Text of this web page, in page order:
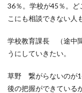
36％。学校が45％。
こにも相談できない人
学校教育課長 （途中
うにしていきたい。
草野 繋がらないのが1
後の把握ができているか